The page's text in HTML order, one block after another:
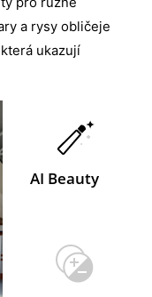
a rysy obličeje
ukazují
AI Beauty